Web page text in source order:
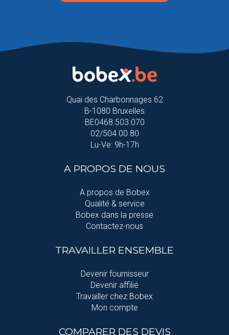
Quai des Charbonnages 62
B-1080 Bruxelles
BE0468.503.070
02/504 00 80
Lu-Ve: 9h-17h
A PROPOS DE NOUS
A propos de Bobex
Qualité & service
Bobex dans la presse
Contactez-nous
TRAVAILLER ENSEMBLE
Devenir fournisseur
Devenir affilié
Travailler chez Bobex
Mon compte
COMPARER DES DEVIS